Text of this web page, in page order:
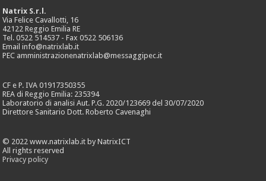
Natrix S.r.l.
Via Felice Cavallotti, 16
42122 Reggio Emilia RE
Tel. 0522 514537 - Fax 0522 506136
Email info@natrixlab.it
PEC amministrazionenatrixlab@messaggipec.it
CF e P. IVA 01917350355
REA di Reggio Emilia: 235394
Laboratorio di analisi Aut. P.G. 2020/123669 del 30/07/2020
Direttore Sanitario Dott. Roberto Cavenaghi
© 2022 www.natrixlab.it by NatrixICT
All rights reserved
Privacy policy